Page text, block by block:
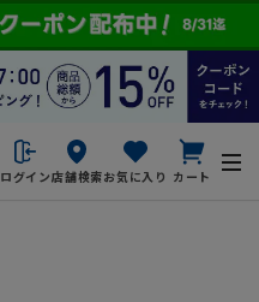
ログイン店舗検索お気に入り カート